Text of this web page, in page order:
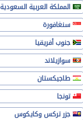
المملكة العربية السعودية
سنغافورة
جنوب أفريقيا
سوازيلاند
طاجيكستان
تونجا
جزر تركس وكايكوس